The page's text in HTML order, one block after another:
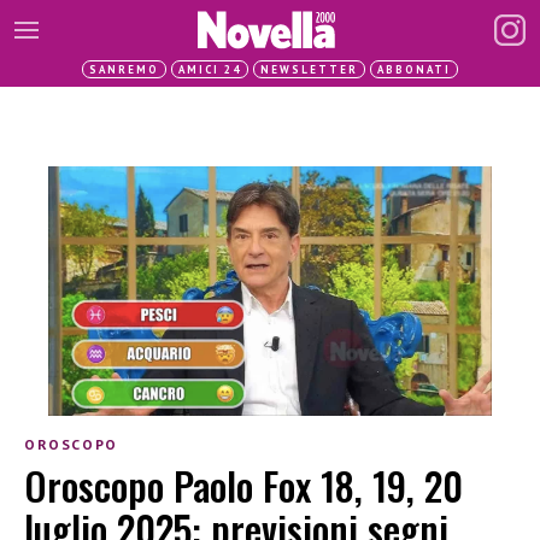
SANREMO AMICI 24 NEWSLETTER ABBONATI
OROSCOPO
Oroscopo Paolo Fox 18, 19, 20